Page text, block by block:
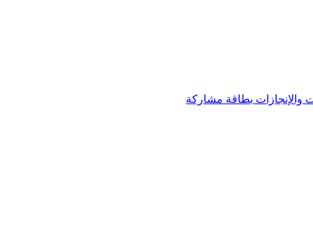
والإنجازات بطاقة مشاركة